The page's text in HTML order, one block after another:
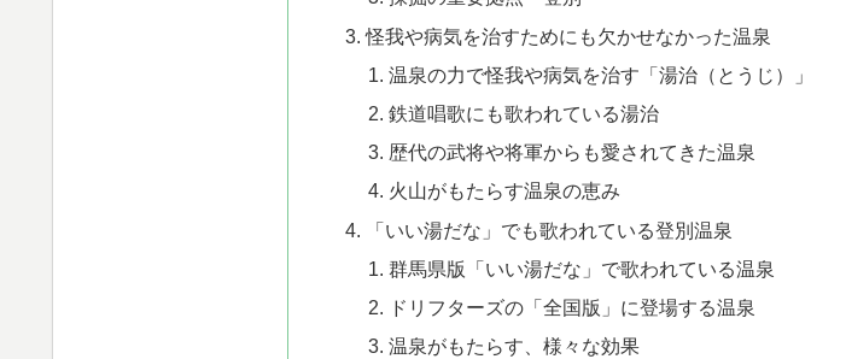
怪我や病気を治すためにも欠かせなかった温泉
温泉の力で怪我や病気を治す「湯治（とうじ）」
鉄道唱歌にも歌われている湯治
歴代の武将や将軍からも愛されてきた温泉
火山がもたらす温泉の恵み
「いい湯だな」でも歌われている登別温泉
群馬県版「いい湯だな」で歌われている温泉
ドリフターズの「全国版」に登場する温泉
温泉がもたらす、様々な効果